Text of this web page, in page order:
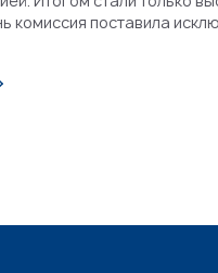
комиссия поставила